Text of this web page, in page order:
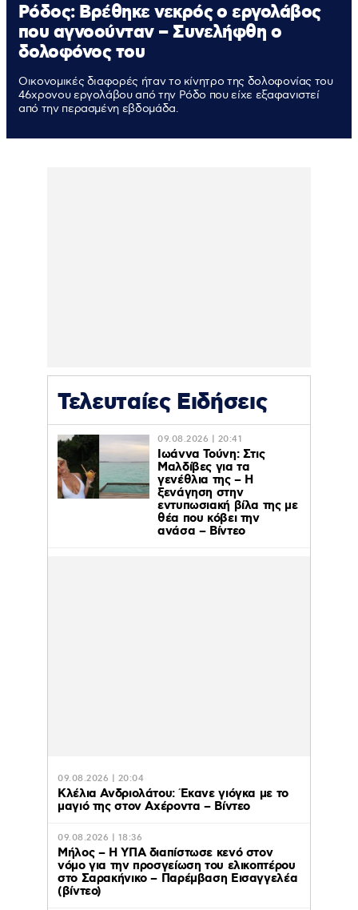
Ρόδος: Βρέθηκε νεκρός ο εργολάβος
που αγνοούνταν – Συνελήφθη ο
δολοφόνος του
Οικονομικές διαφορές ήταν το κίνητρο της δολοφονίας του
46χρονου εργολάβου από την Ρόδο που είχε εξαφανιστεί
από την περασμένη εβδομάδα.
Τελευταίες Ειδήσεις
09.08.2026 | 20:41
Ιωάννα Τούνη: Στις
Μαλδίβες για τα
γενέθλια της – H
ξενάγηση στην
εντυπωσιακή βίλα της με
θέα που κόβει την
ανάσα – Βίντεο
09.08.2026 | 20:04
Κλέλια Ανδριολάτου: Έκανε γιόγκα με το
μαγιό της στον Αχέροντα – Βίντεο
09.08.2026 | 18:36
Μήλος – Η ΥΠΑ διαπίστωσε κενό στον
νόμο για την προσγείωση του ελικοπτέρου
στο Σαρακήνικο – Παρέμβαση Εισαγγελέα
(βίντεο)